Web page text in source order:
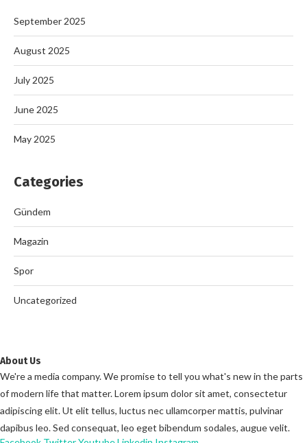
September 2025
August 2025
July 2025
June 2025
May 2025
Categories
Gündem
Magazin
Spor
Uncategorized
About Us
We're a media company. We promise to tell you what's new in the parts
of modern life that matter. Lorem ipsum dolor sit amet, consectetur
adipiscing elit. Ut elit tellus, luctus nec ullamcorper mattis, pulvinar
dapibus leo. Sed consequat, leo eget bibendum sodales, augue velit.